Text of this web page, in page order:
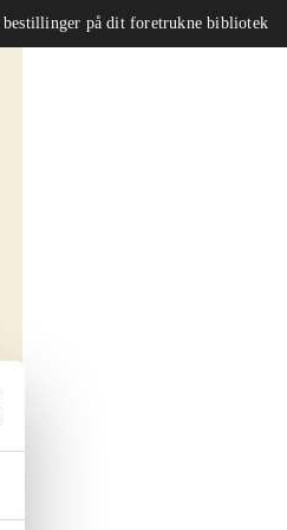
bestillinger på dit foretrukne bibliotek